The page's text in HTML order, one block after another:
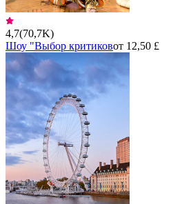
4,7(70,7K)
Шоу "Выбор критиковот 12,50 £